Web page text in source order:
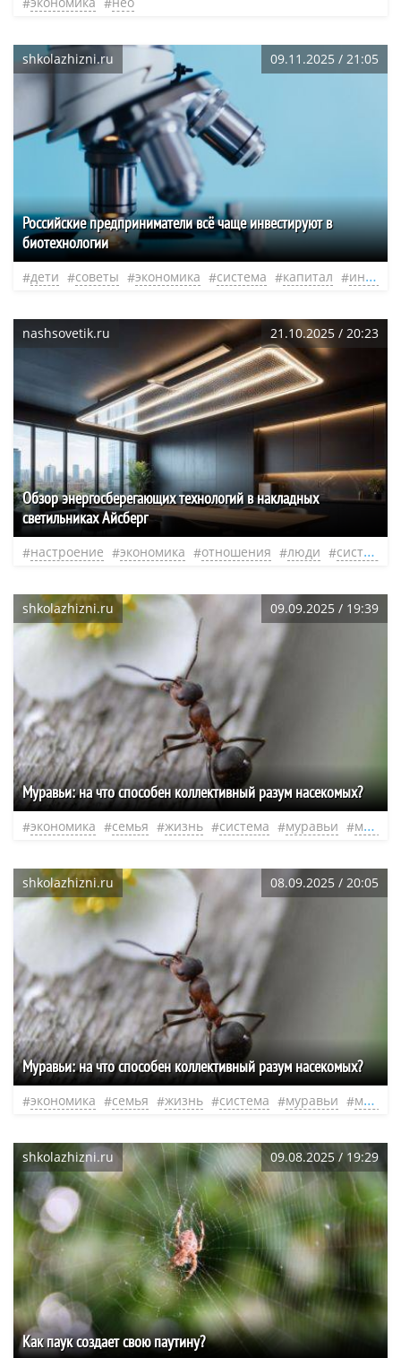
shkolazhizni.ru 09.11.2025 / 21:05
Российские предприниматели всё чаще инвестируют в
биотехнологии
дети советы экономика система капитал инициатива
nashsovetik.ru 21.10.2025 / 20:23
Обзор энергосберегающих технологий в накладных
светильниках Айсберг
настроение экономика отношения люди система
shkolazhizni.ru 09.09.2025 / 19:39
Муравьи: на что способен коллективный разум насекомых?
экономика семья жизнь система муравьи муравейник
shkolazhizni.ru 08.09.2025 / 20:05
Муравьи: на что способен коллективный разум насекомых?
экономика семья жизнь система муравьи муравейник
shkolazhizni.ru 09.08.2025 / 19:29
Как паук создает свою паутину?